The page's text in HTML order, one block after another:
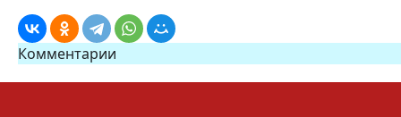
Комментарии